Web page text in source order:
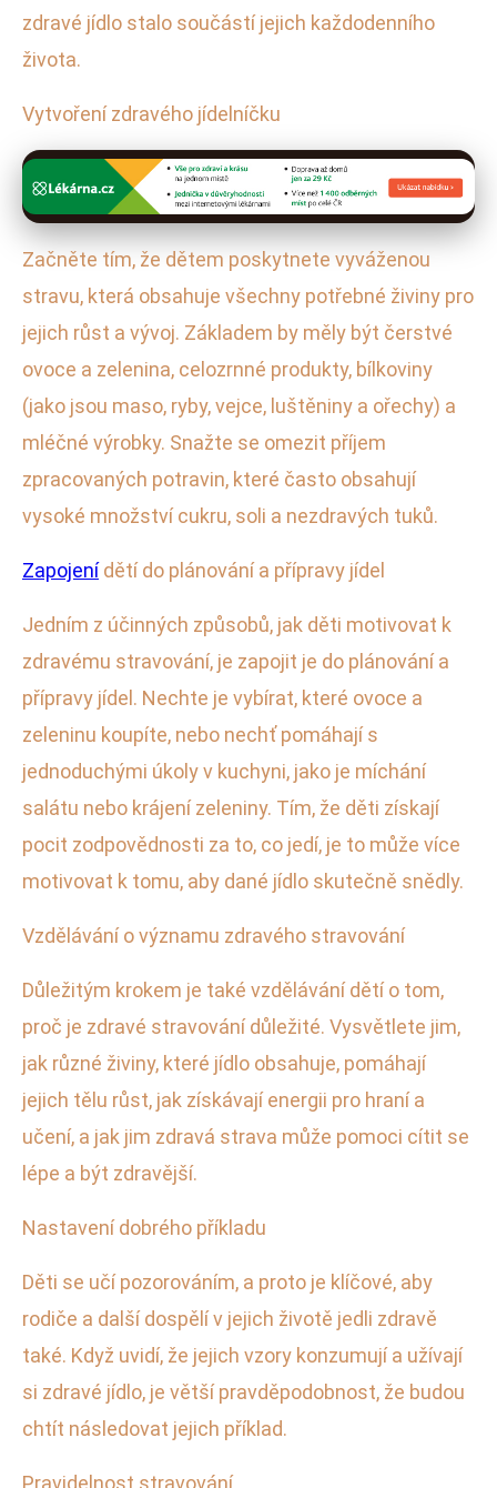
zdravé jídlo stalo součástí jejich každodenního
života.
Vytvoření zdravého jídelníčku
Začněte tím, že dětem poskytnete vyváženou
stravu, která obsahuje všechny potřebné živiny pro
jejich růst a vývoj. Základem by měly být čerstvé
ovoce a zelenina, celozrnné produkty, bílkoviny
(jako jsou maso, ryby, vejce, luštěniny a ořechy) a
mléčné výrobky. Snažte se omezit příjem
zpracovaných potravin, které často obsahují
vysoké množství cukru, soli a nezdravých tuků.
Zapojenídětí do plánování a přípravy jídel
Jedním z účinných způsobů, jak děti motivovat k
zdravému stravování, je zapojit je do plánování a
přípravy jídel. Nechte je vybírat, které ovoce a
zeleninu koupíte, nebo nechť pomáhají s
jednoduchými úkoly v kuchyni, jako je míchání
salátu nebo krájení zeleniny. Tím, že děti získají
pocit zodpovědnosti za to, co jedí, je to může více
motivovat k tomu, aby dané jídlo skutečně snědly.
Vzdělávání o významu zdravého stravování
Důležitým krokem je také vzdělávání dětí o tom,
proč je zdravé stravování důležité. Vysvětlete jim,
jak různé živiny, které jídlo obsahuje, pomáhají
jejich tělu růst, jak získávají energii pro hraní a
učení, a jak jim zdravá strava může pomoci cítit se
lépe a být zdravější.
Nastavení dobrého příkladu
Děti se učí pozorováním, a proto je klíčové, aby
rodiče a další dospělí v jejich životě jedli zdravě
také. Když uvidí, že jejich vzory konzumují a užívají
si zdravé jídlo, je větší pravděpodobnost, že budou
chtít následovat jejich příklad.